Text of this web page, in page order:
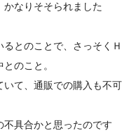
かなりそそられました
とのことで、さっそくＨ
のこと。
て、通販での購入も不可
具合かと思ったのです